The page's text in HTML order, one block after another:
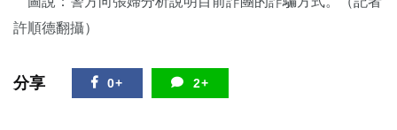
許順德翻攝）
分享 0+ 2+